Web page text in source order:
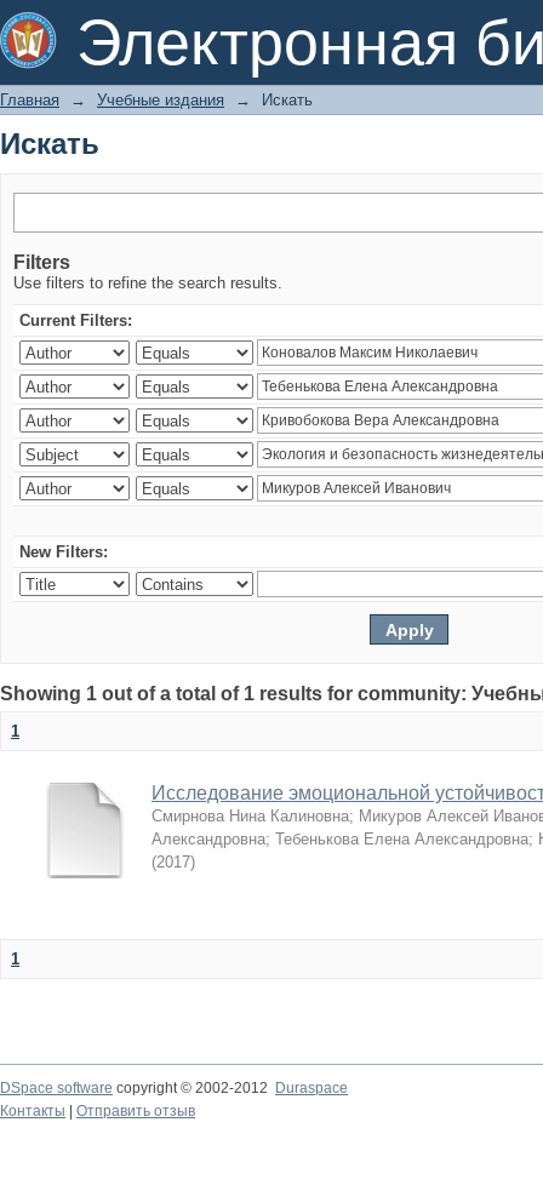
Электронная
Искать
Главная → Учебные издания → Искать
Искать
Filters
Use filters to refine the search results.
Current Filters:
New Filters:
Showing 1 out of a total of 1 results for community:
1
Исследование эмоциональной
Смирнова Нина Калиновна; Микуров Алексей
Александровна; Тебенькова Елена Александровна;
(2017)
1
DSpace software copyright © 2002-2012
Duraspace
Контакты
Отправить отзыв